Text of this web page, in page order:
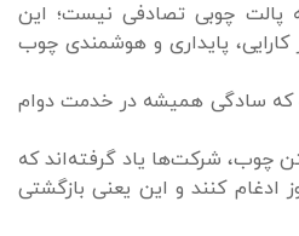
پالت چوبی تصادفی نیست؛ این
پایداری و هوشمندی چوب
که سادگی همیشه در خدمت دوام
چوب، شرکت‌ها یاد گرفته‌اند که
ادغام کنند و این یعنی بازگشتی